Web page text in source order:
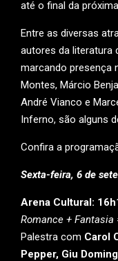
até o final da
Entre as diversas
autores da literatura
marcando presença
Montes, Márcio
André Vianco e
Inferno, são alguns
Confira a
Sexta-feira, 6 de
Arena Cultural:
Romance + Fantasia
Palestra com Carol
Pepper, Giu